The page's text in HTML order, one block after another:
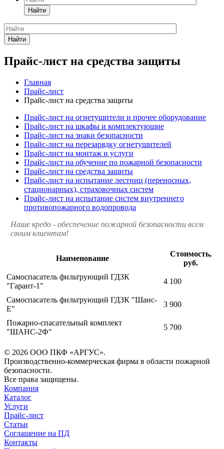
Найти
Найти
Прайс-лист на средства защиты
Главная
Прайс-лист
Прайс-лист на средства защиты
Прайс-лист на огнетушители и прочее оборудование
Прайс-лист на шкафы и комплектующие
Прайс-лист на знаки безопасности
Прайс-лист на перезарядку огнетушителей
Прайс-лист на монтаж и услуги
Прайс-лист на обучение по пожарной безопасности
Прайс-лист на средства защиты
Прайс-лист на испытание лестниц (переносных,
стационарных), страховочных систем
Прайс-лист на испытание систем внутреннего
противопожарного водопровода
Наше кредо - обеспечение пожарной безопасности всем
своим клиентам!
Наименование
Стоимость,
руб.
Самоспасатель фильтрующий ГДЗК
"Гарант-1"
4 100
Самоспасатель фильтрующий ГДЗК "Шанс-
Е"
3 900
Пожарно-спасательный комплект
"ШАНС-2Ф"
5 700
© 2026 ООО ПКФ «АРГУС».
Производственно-коммерческая фирма в области пожарной
безопасности.
Все права защищены.
Компания
Каталог
Услуги
Прайс-лист
Статьи
Соглашение на ПД
Контакты